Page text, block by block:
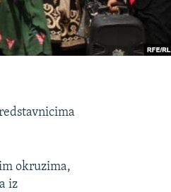
okruzima,
iz